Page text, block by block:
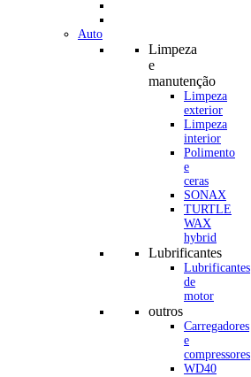
Auto
Limpeza
e
manutenção
Limpeza
exterior
Limpeza
interior
Polimento
e
ceras
SONAX
TURTLE
WAX
hybrid
Lubrificantes
Lubrificantes
de
motor
outros
Carregadores
e
compressores
WD40